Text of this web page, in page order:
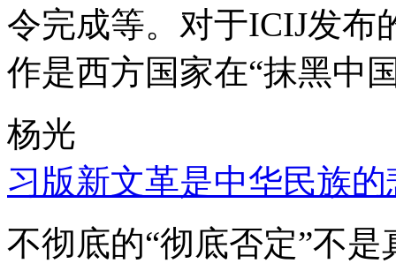
令完成等。对于ICIJ发布
作是西方国家在“抹黑中
杨光
习版新文革是中华民族的
不彻底的“彻底否定”不